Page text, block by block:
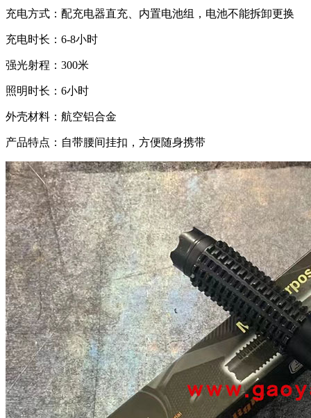
充电方式：配充电器直充、内置电池组，电池不能拆卸更换
充电时长：6-8小时
强光射程：300米
照明时长：6小时
外壳材料：航空铝合金
产品特点：自带腰间挂扣，方便随身携带